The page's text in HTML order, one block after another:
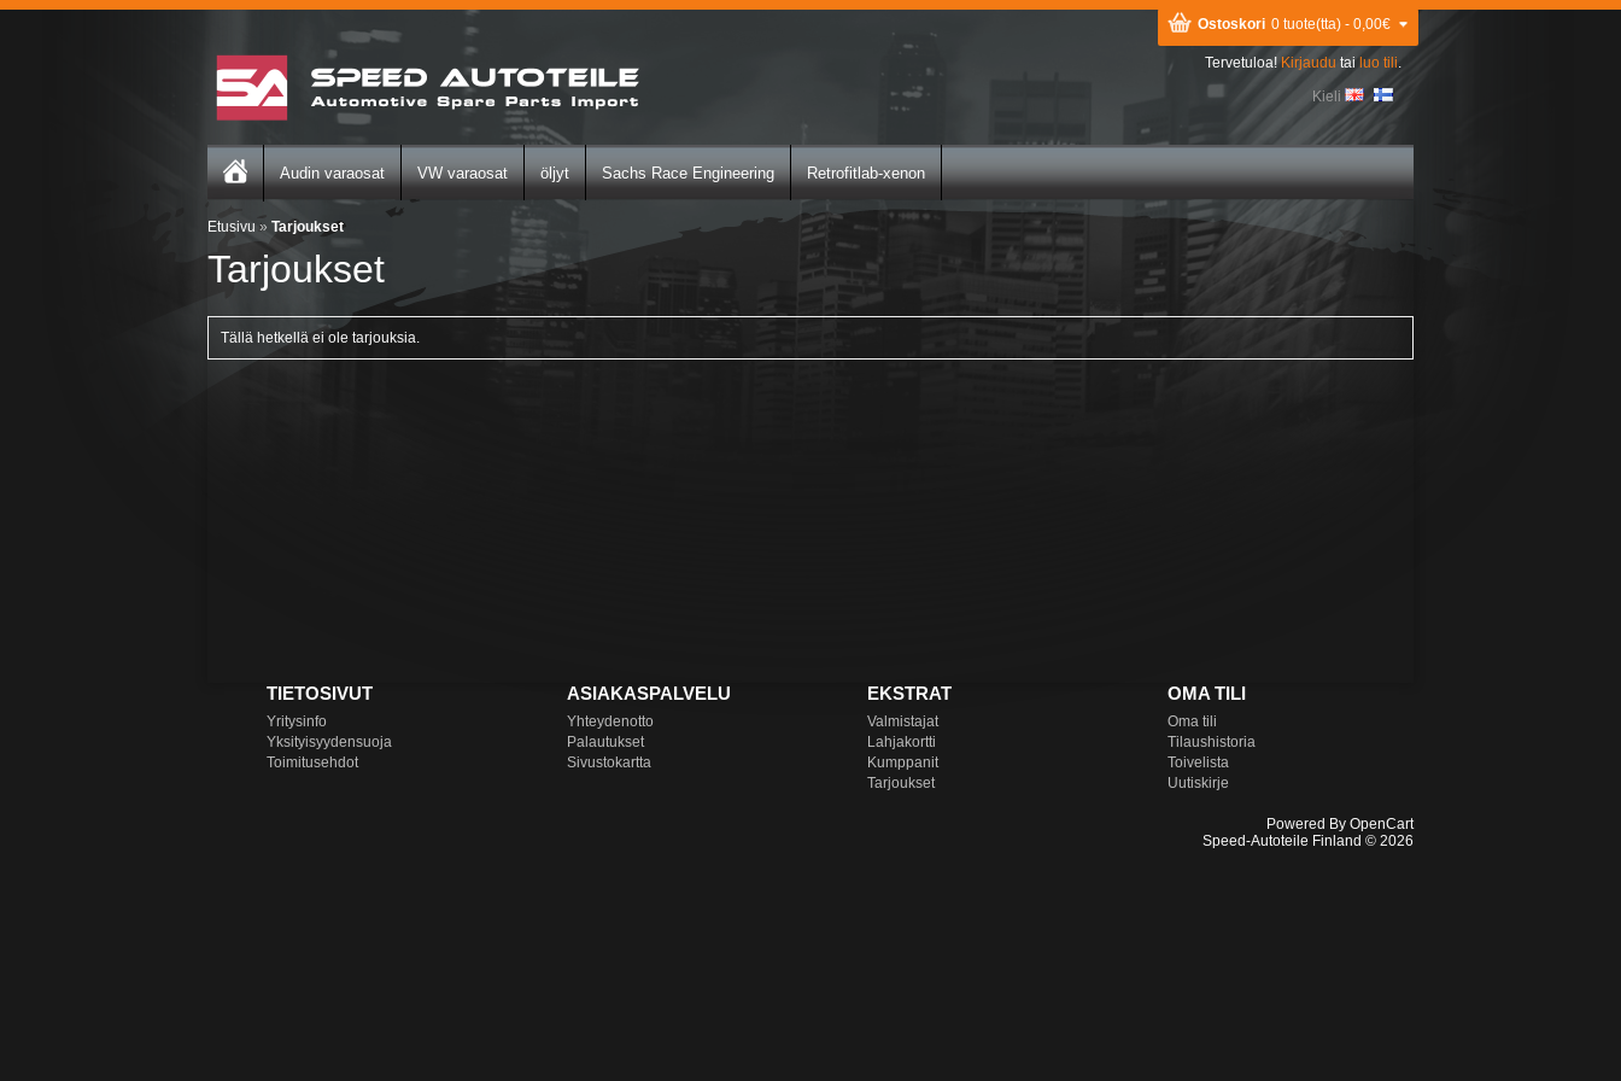
Ostoskori 0 tuote(tta) - 0,00€
Tervetuloa!Kirjaudu tai luo tili.
Kieli
Audin varaosat VW varaosat öljyt Sachs Race Engineering Retrofitlab-xenon
Etusivu » Tarjoukset
Tarjoukset
Tällä hetkellä ei ole tarjouksia.
TIETOSIVUT
Yritysinfo
Yksityisyydensuoja
Toimitusehdot
ASIAKASPALVELU
Yhteydenotto
Palautukset
Sivustokartta
EKSTRAT
Valmistajat
Lahjakortti
Kumppanit
Tarjoukset
OMA TILI
Oma tili
Tilaushistoria
Toivelista
Uutiskirje
Powered By OpenCart
Speed-Autoteile Finland © 2026